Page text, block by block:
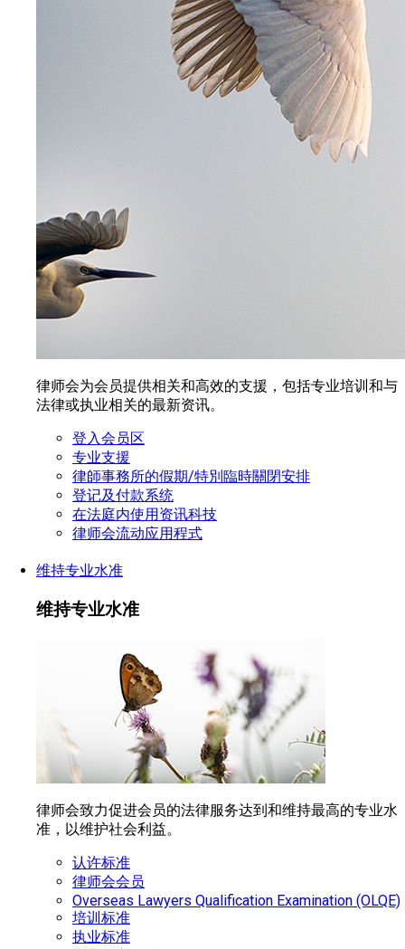
律师会为会员提供相关和高效的支援，包括专业培训和与
法律或执业相关的最新资讯。
登入会员区
专业支援
律師事務所的假期/特別臨時關閉安排
登记及付款系统
在法庭内使用资讯科技
律师会流动应用程式
维持专业水准
维持专业水准
律师会致力促进会员的法律服务达到和维持最高的专业水
准，以维护社会利益。
认许标准
律师会会员
Overseas Lawyers Qualification Examination (OLQE)
培训标准
执业标准